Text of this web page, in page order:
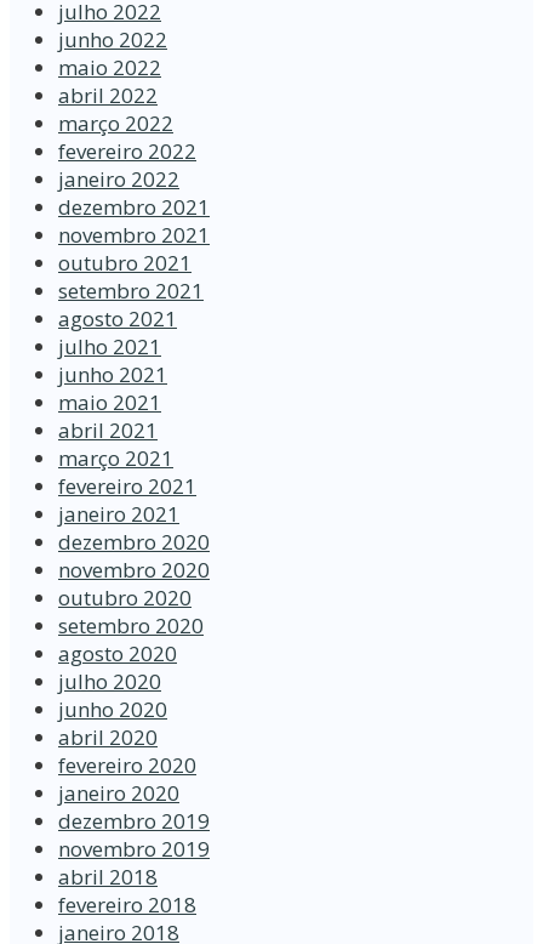
julho 2022
junho 2022
maio 2022
abril 2022
março 2022
fevereiro 2022
janeiro 2022
dezembro 2021
novembro 2021
outubro 2021
setembro 2021
agosto 2021
julho 2021
junho 2021
maio 2021
abril 2021
março 2021
fevereiro 2021
janeiro 2021
dezembro 2020
novembro 2020
outubro 2020
setembro 2020
agosto 2020
julho 2020
junho 2020
abril 2020
fevereiro 2020
janeiro 2020
dezembro 2019
novembro 2019
abril 2018
fevereiro 2018
janeiro 2018